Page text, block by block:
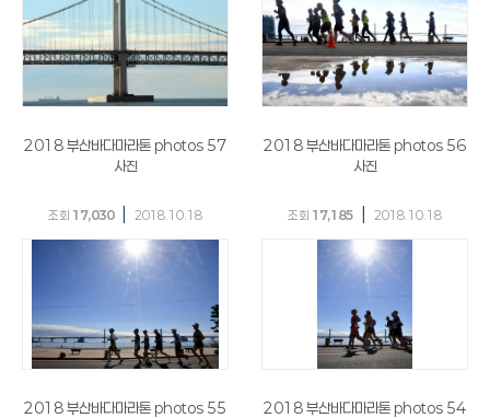
2018 부산바다마라톤 photos 57
사진
조회 17,030 2018.10.18
2018 부산바다마라톤 photos 56
사진
조회 17,185 2018.10.18
2018 부산바다마라톤 photos 55
2018 부산바다마라톤 photos 54